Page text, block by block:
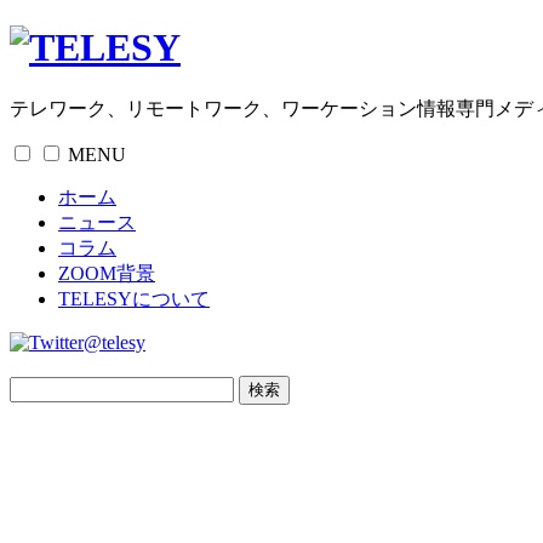
テレワーク、リモートワーク、ワーケーション情報専門メデ
MENU
ホーム
ニュース
コラム
ZOOM背景
TELESYについて
@telesy